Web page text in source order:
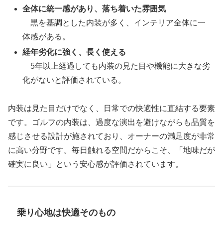
全体に統一感があり、落ち着いた雰囲気
黒を基調とした内装が多く、インテリア全体に一
体感がある。
経年劣化に強く、長く使える
5年以上経過しても内装の見た目や機能に大きな劣
化がないと評価されている。
内装は見た目だけでなく、日常での快適性に直結する要素
です。ゴルフの内装は、過度な演出を避けながらも品質を
感じさせる設計が施されており、オーナーの満足度が非常
に高い分野です。毎日触れる空間だからこそ、「地味だが
確実に良い」という安心感が評価されています。
乗り心地は快適そのもの